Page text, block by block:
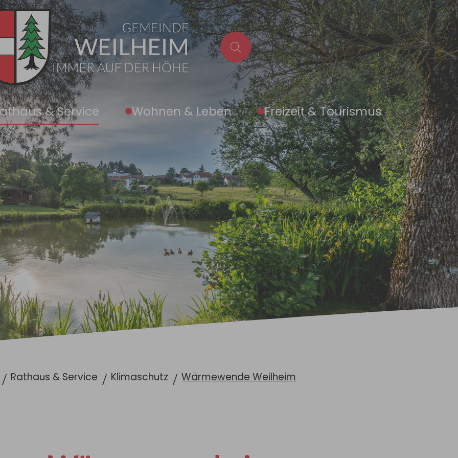
& Service Wohnen & Leben Freizeit & Tourismus
Rathaus & Service Klimaschutz Wärmewende Weilheim